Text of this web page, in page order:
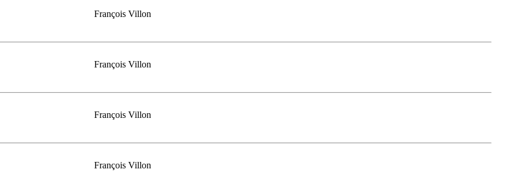
François Villon
François Villon
François Villon
François Villon